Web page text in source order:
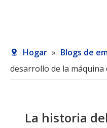
Hogar » Blogs de
desarrollo de la máquina
La historia